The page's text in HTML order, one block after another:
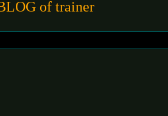
of trainer